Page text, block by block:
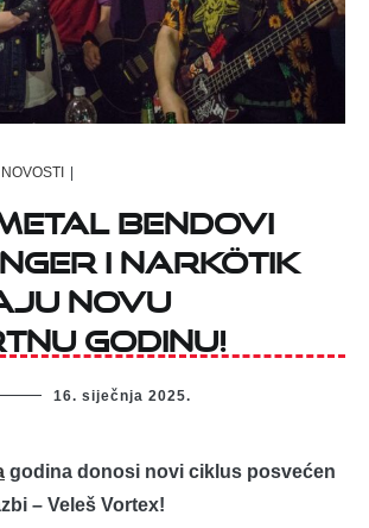
NOVOSTI |
bendovi
i Narkötik
novu
godinu!
16. siječnja 2025.
godina donosi novi ciklus posvećen
– Veleš Vortex!